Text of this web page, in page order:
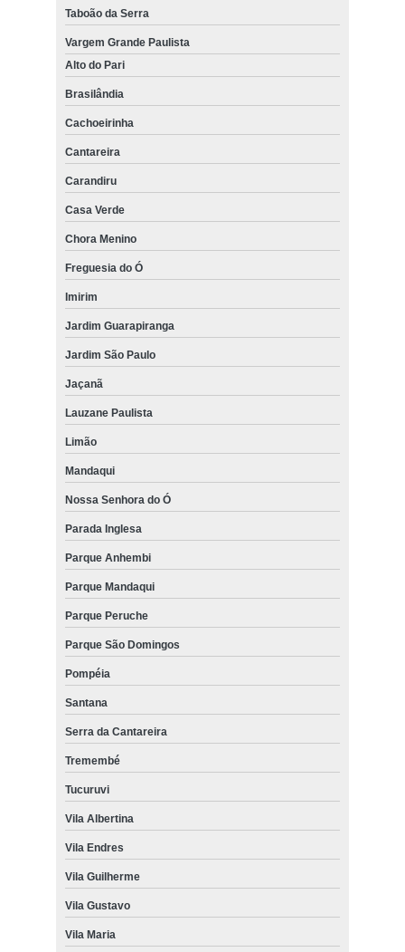
Taboão da Serra
Vargem Grande Paulista
Alto do Pari
Brasilândia
Cachoeirinha
Cantareira
Carandiru
Casa Verde
Chora Menino
Freguesia do Ó
Imirim
Jardim Guarapiranga
Jardim São Paulo
Jaçanã
Lauzane Paulista
Limão
Mandaqui
Nossa Senhora do Ó
Parada Inglesa
Parque Anhembi
Parque Mandaqui
Parque Peruche
Parque São Domingos
Pompéia
Santana
Serra da Cantareira
Tremembé
Tucuruvi
Vila Albertina
Vila Endres
Vila Guilherme
Vila Gustavo
Vila Maria